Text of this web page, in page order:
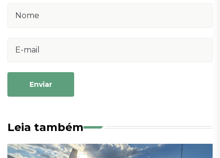
Enviar
Leia também